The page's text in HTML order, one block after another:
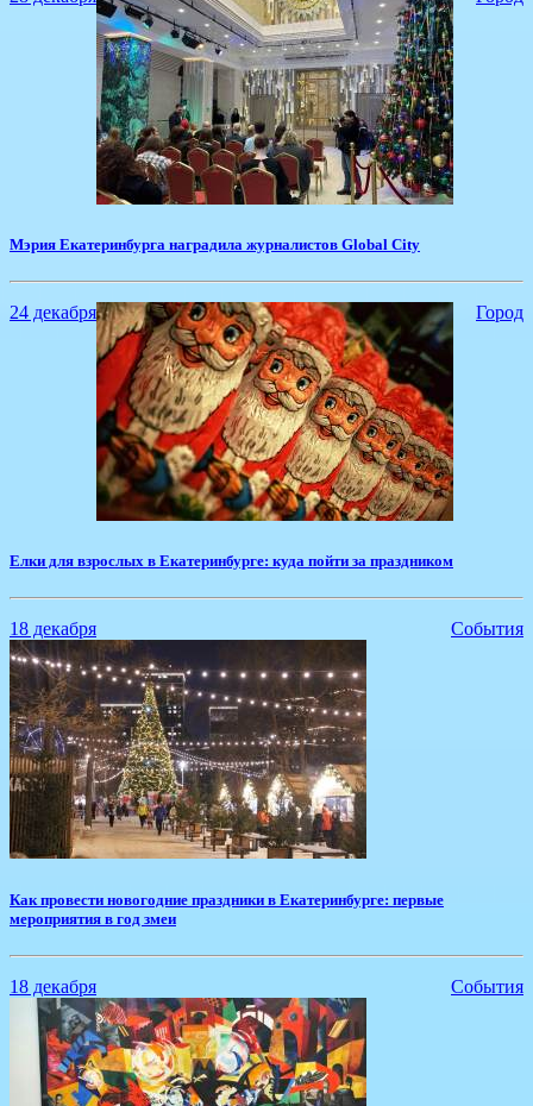
Мэрия Екатеринбурга наградила журналистов Global City
24 декабря Город
​Елки для взрослых в Екатеринбурге: куда пойти за праздником
18 декабря События
​Как провести новогодние праздники в Екатеринбурге: первые
мероприятия в год змеи
18 декабря События